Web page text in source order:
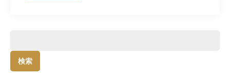
索: